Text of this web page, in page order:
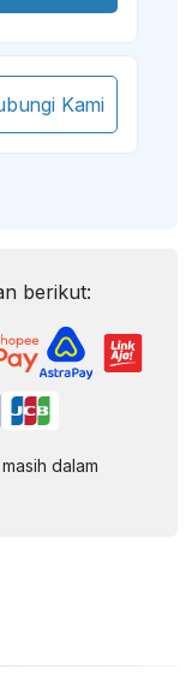
Kami
berikut:
dalam